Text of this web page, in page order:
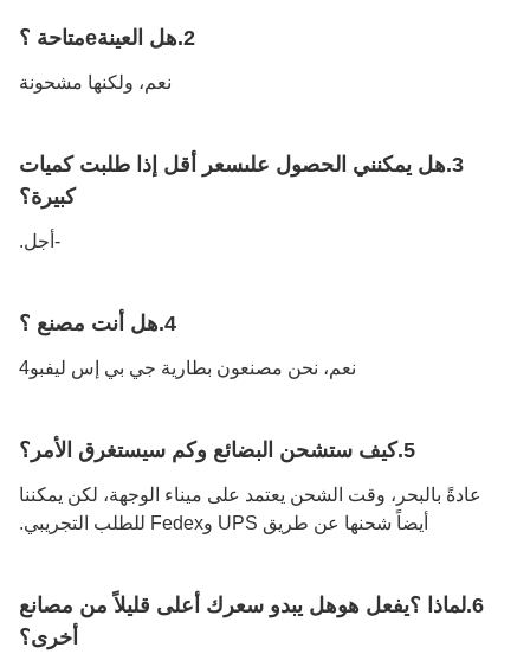
2. هل العينةeمتاحة ؟
نعم، ولكنها مشحونة
3. هل يمكنني الحصول علىسعر أقل إذا طلبت كميات
كبيرة؟
-أجل.
4. هل أنت مصنع ؟
نعم، نحن مصنعون بطارية جي بي إس ليفبو4
5. كيف ستشحن البضائع وكم سيستغرق الأمر؟
عادةً بالبحر، وقت الشحن يعتمد على ميناء الوجهة، لكن يمكننا
أيضاً شحنها عن طريق UPS وFedex للطلب التجريبي.
6. لماذا ؟يفعل هوهل يبدو سعرك أعلى قليلاً من مصانع
أخرى؟